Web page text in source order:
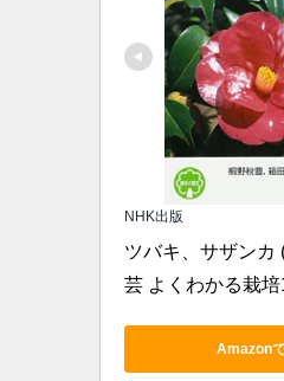
NHK出版
ツバキ、サザンカ
芸 よくわかる栽
Amazon